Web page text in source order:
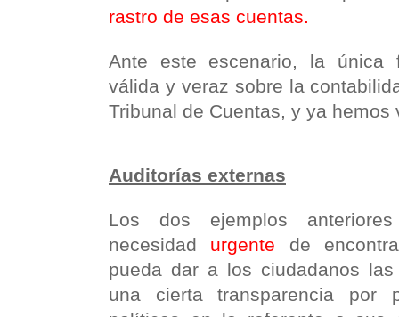
rastro de esas cuentas.
Ante este escenario, la única
válida y veraz sobre la
Tribunal de Cuentas, y ya hemos
Auditorías externas
Los dos ejemplos
necesidad urgente de
pueda dar a los ciudadanos
una cierta transparencia por